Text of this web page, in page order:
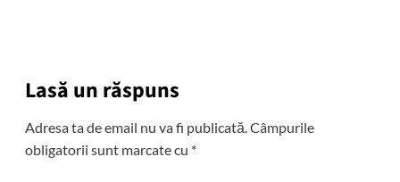
Lasă un răspuns
Adresa ta de email nu va fi publicată.Câmpurile
obligatorii sunt marcate cu *